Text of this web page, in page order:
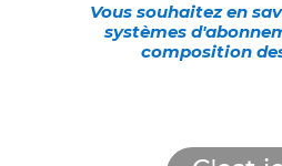
Vous souhaitez en
systèmes
composition